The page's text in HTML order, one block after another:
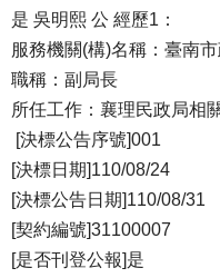
是 吳明熙 公 經歷1：
服務機關(構)名稱：臺南
職稱：副局長
所任工作：襄理民政局相
[決標公告序號]001
[決標日期]110/08/24
[決標公告日期]110/08/31
[契約編號]31100007
[是否刊登公報]是